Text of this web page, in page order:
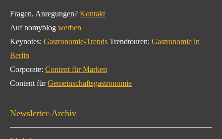
Fragen, Anregungen? Kontakt
Auf nomyblog werben
Keynotes: Gastronomie-Trends Trendtouren: Gastronomie in
Berlin
Corporate: Content für Marken
Content fürGemeinschaftsgastronomie
Newsletter-Archiv